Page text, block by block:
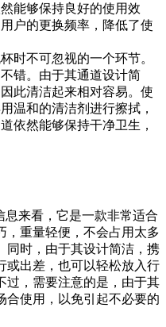
能够保持良好的使用效
户的更换频率，降低了使
时不可忽视的一个环节。
错。由于其通道设计简
此清洁起来相对容易。使
温和的清洁剂进行擦拭，
依然能够保持干净卫生，
来看，它是一款非常适合
，重量轻便，不会占用太多
同时，由于其设计简洁，携
或出差，也可以轻松放入行
过，需要注意的是，由于其
合使用，以免引起不必要的